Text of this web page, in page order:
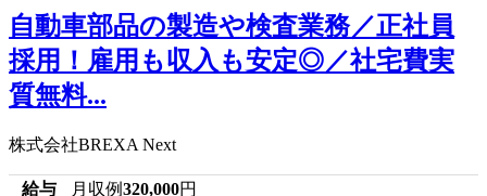
自動車部品の製造や検査業務／正社員
採用！雇用も収入も安定◎／社宅費実
質無料...
株式会社BREXA Next
給与 月収例320,000円